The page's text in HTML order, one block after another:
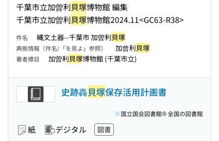
千葉市立加曽利貝塚博物館 編集
千葉市立加曽利貝塚博物館2024.11<GC63-R38>
件名 縄文土器--千葉市 加曽利貝塚
典拠情報（件名/「を見よ」参照） 加曾利貝塚
著者標目 加曽利貝塚博物館 (千葉市立)
史跡轟貝塚保存活用計画書
紙 デジタル 図書
国立国会図書館 全国の図書館